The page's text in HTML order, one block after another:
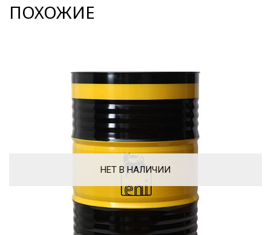
ПОХОЖИЕ
НЕТ В НАЛИЧИИ